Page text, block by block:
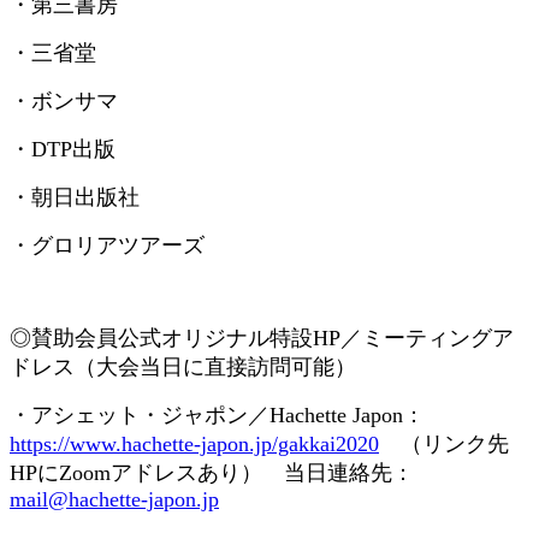
・第三書房
・三省堂
・ボンサマ
・ DTP出版
・朝日出版社
・グロリアツアーズ
◎賛助会員公式オリジナル特設HP／ミーティングア
ドレス（大会当日に直接訪問可能）
・アシェット・ジャポン／Hachette Japon ：
https://www.hachette-japon.jp/gakkai2020 （リンク先
HPにZoomアドレスあり） 当日連絡先：
mail@hachette-japon.jp